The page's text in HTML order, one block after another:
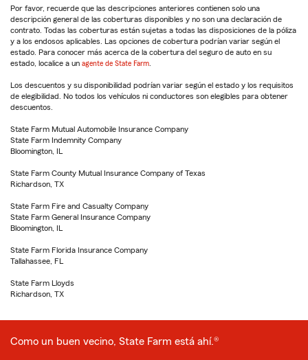
Por favor, recuerde que las descripciones anteriores contienen solo una
descripción general de las coberturas disponibles y no son una declaración de
contrato. Todas las coberturas están sujetas a todas las disposiciones de la póliza
y a los endosos aplicables. Las opciones de cobertura podrían variar según el
estado. Para conocer más acerca de la cobertura del seguro de auto en su
estado, localice a un agente de State Farm
Los descuentos y su disponibilidad podrían variar según el estado y los requisitos
de elegibilidad. No todos los vehículos ni conductores son elegibles para obtener
descuentos.
State Farm Mutual Automobile Insurance Company
State Farm Indemnity Company
Bloomington, IL
State Farm County Mutual Insurance Company of Texas
Richardson, TX
State Farm Fire and Casualty Company
State Farm General Insurance Company
Bloomington, IL
State Farm Florida Insurance Company
Tallahassee, FL
State Farm Lloyds
Richardson, TX
Como un buen vecino, State Farm está ahí.®